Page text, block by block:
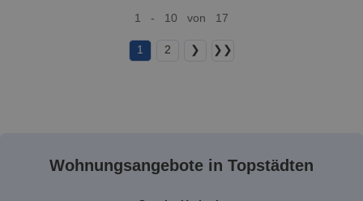
1 - 10 von 17
1 2 ❯ ❯❯
Wohnungsangebote in Topstädten